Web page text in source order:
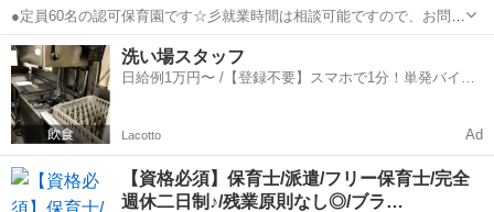
●定員60名の認可保育園です☆彡就業時間は相談可能ですので、お問い
合わせください◎●マイカー通勤OKで駐車場無料！！毎日の通勤も安
心ラクラクです♪雨の日も安心ですね★●パートにも嬉しい賞与の支給
あり☆彡日頃の頑張りをしっかり...
秋田 秋田市 保育士
洗い場スタッフ
日給例1万円〜 /【登録不要】スマホで1分！単発バイト
Lacotto Ad
【資格必須】保育士/派遣/フリー保育士/完全
週休二日制♪/残業原則なし◎/ブラ…